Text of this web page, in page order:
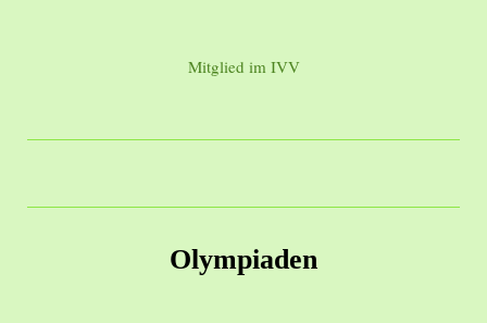
Mitglied im IVV
Olympiaden